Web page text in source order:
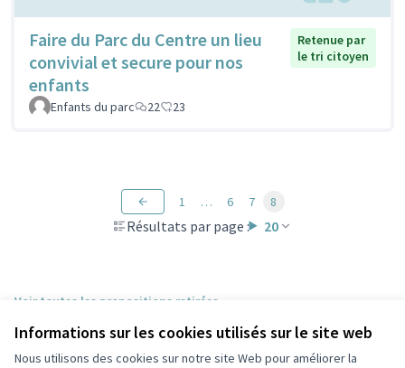
Informations sur les cookies utilisés sur le site web
Nous utilisons des cookies sur notre site Web pour améliorer la
Faire du Parc du Centre un lieu
convivial et secure pour nos
enfants
Retenue par
le tri citoyen
Enfants du parc 22 23
Résultats par page : 20
1 … 6 7 8
Voir toutes les propositions retirées
Conditions d'utilisation